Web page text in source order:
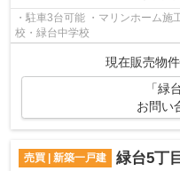
・駐車3台可能 ・マリンホーム
校・緑台中学校
現在販売物
「緑
お問い
売買 | 新築一戸建 緑台5丁目